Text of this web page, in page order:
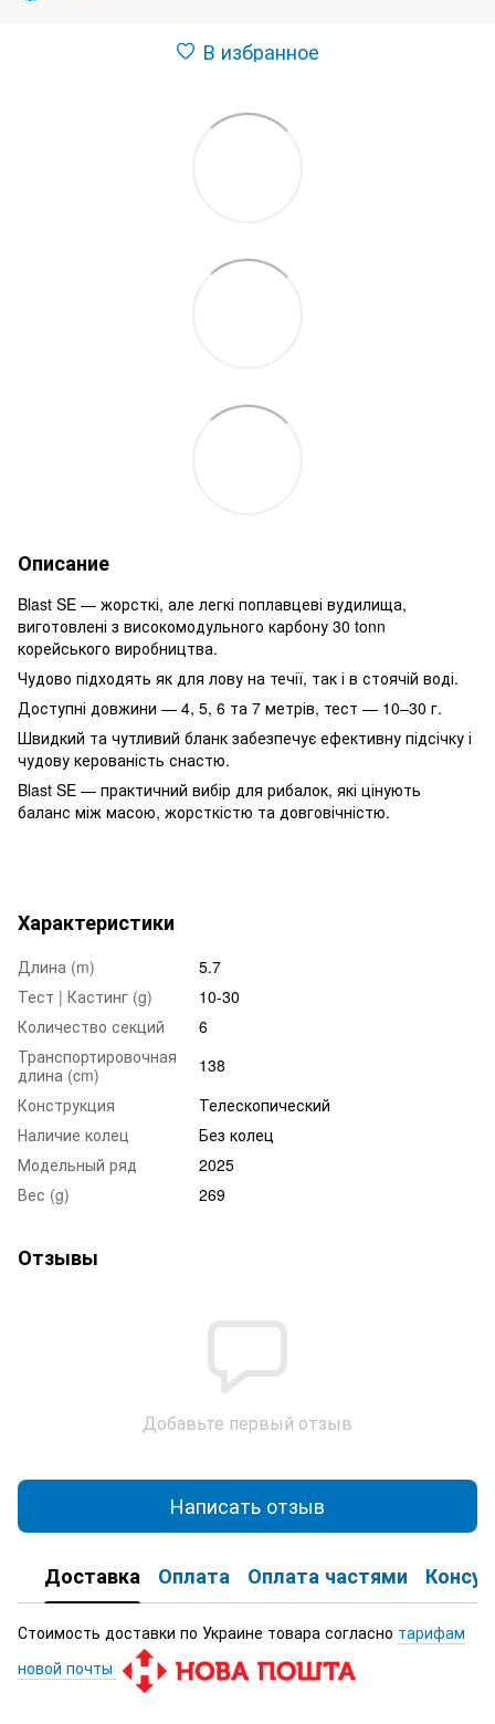
В избранное
Описание
Blast SE — жорсткі, але легкі поплавцеві вудилища,
виготовлені з високомодульного карбону 30 tonn
корейського виробництва.
Чудово підходять як для лову на течії, так і в стоячій воді.
Доступні довжини — 4, 5, 6 та 7 метрів, тест — 10–30 г.
Швидкий та чутливий бланк забезпечує ефективну підсічку і
чудову керованість снастю.
Blast SE — практичний вибір для рибалок, які цінують
баланс між масою, жорсткістю та довговічністю.
Характеристики
Длина (m)
5.7
Тест | Кастинг (g)
10-30
Количество секций
6
Транспортировочная
длина (cm)
138
Конструкция
Телескопический
Наличие колец
Без колец
Модельный ряд
2025
Вес (g)
269
Отзывы
Добавьте первый отзыв
Написать отзыв
Доставка Оплата Оплата частями
Стоимость доставки по Украине товара согласно тарифам
новой почты